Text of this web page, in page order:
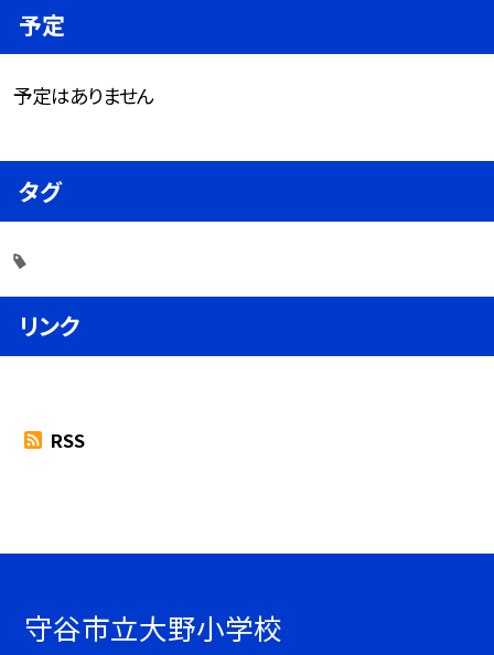
予定
予定はありません
タグ
リンク
RSS
守谷市立大野小学校